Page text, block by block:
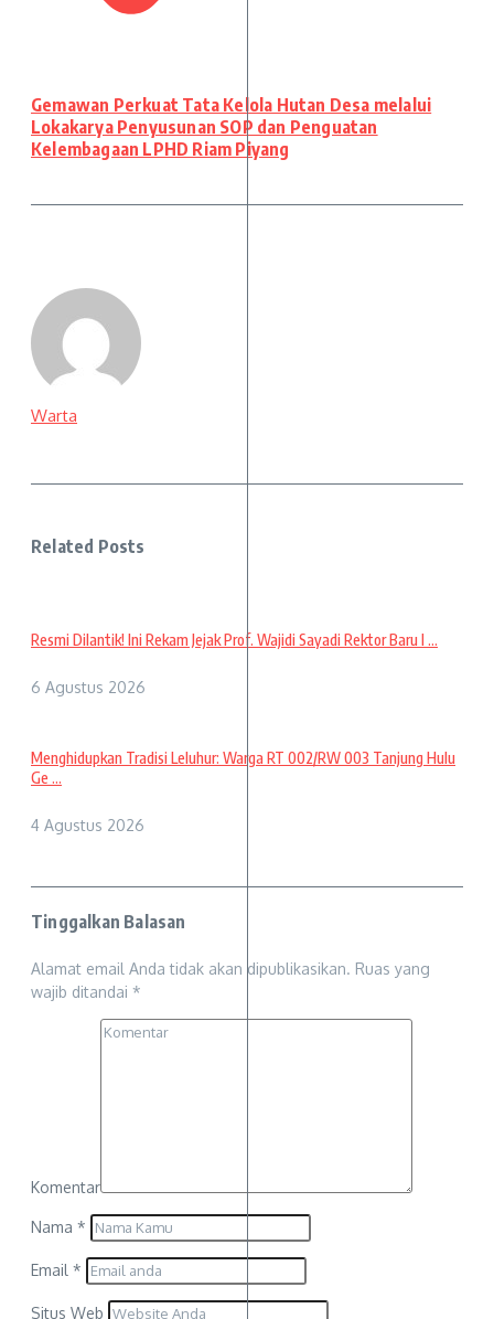
Gemawan Perkuat Tata Kelola Hutan Desa melalui
Lokakarya Penyusunan SOP dan Penguatan
Kelembagaan LPHD Riam Piyang
Warta
Related Posts
Resmi Dilantik! Ini Rekam Jejak Prof. Wajidi Sayadi Rektor Baru I ...
6 Agustus 2026
Menghidupkan Tradisi Leluhur: Warga RT 002/RW 003 Tanjung Hulu
Ge ...
4 Agustus 2026
Tinggalkan Balasan
Alamat email Anda tidak akan dipublikasikan. Ruas yang
wajib ditandai *
Komentar
Nama *
Email *
Situs Web